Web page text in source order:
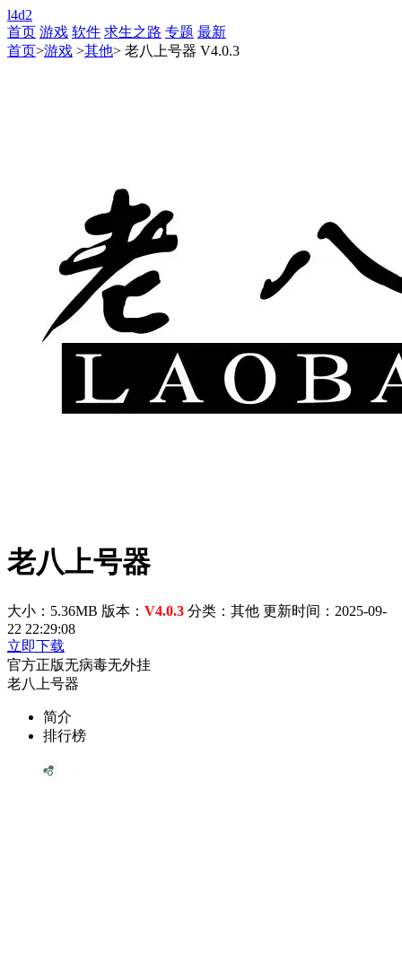
l4d2
首页 游戏 软件 求生之路 专题 最新
首页>游戏 >其他> 老八上号器 V4.0.3
老八上号器
大小：5.36MB 版本： V4.0.3 分类：其他 更新时间：2025-09-
22 22:29:08
立即下载
官方正版无病毒无外挂
老八上号器
简介
排行榜